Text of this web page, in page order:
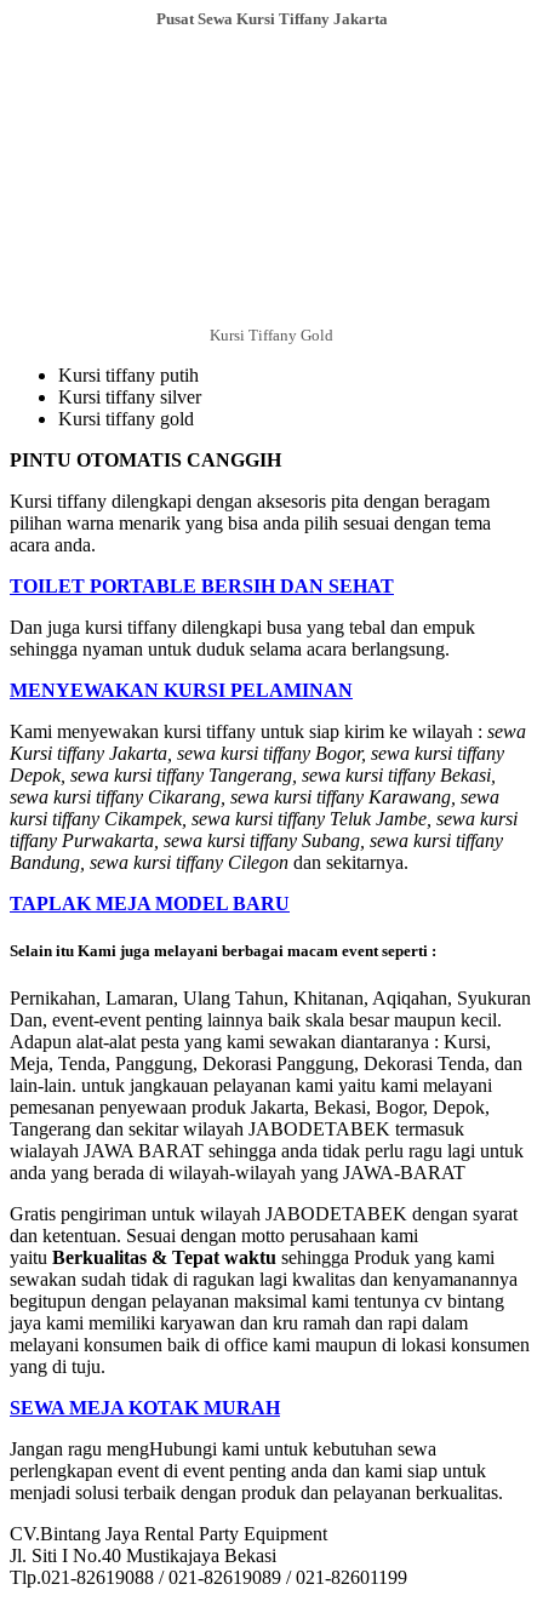
Pusat Sewa Kursi Tiffany Jakarta
Kursi Tiffany Gold
Kursi tiffany putih
Kursi tiffany silver
Kursi tiffany gold
PINTU OTOMATIS CANGGIH
Kursi tiffany dilengkapi dengan aksesoris pita dengan beragam
pilihan warna menarik yang bisa anda pilih sesuai dengan tema
acara anda.
TOILET PORTABLE BERSIH DAN SEHAT
Dan juga kursi tiffany dilengkapi busa yang tebal dan empuk
sehingga nyaman untuk duduk selama acara berlangsung.
MENYEWAKAN KURSI PELAMINAN
Kami menyewakan kursi tiffany untuk siap kirim ke wilayah : sewa
Kursi tiffany Jakarta, sewa kursi tiffany Bogor, sewa kursi tiffany
Depok, sewa kursi tiffany Tangerang, sewa kursi tiffany Bekasi,
sewa kursi tiffany Cikarang, sewa kursi tiffany Karawang, sewa
kursi tiffany Cikampek, sewa kursi tiffany Teluk Jambe, sewa kursi
tiffany Purwakarta, sewa kursi tiffany Subang, sewa kursi tiffany
Bandung, sewa kursi tiffany Cilegon dan sekitarnya.
TAPLAK MEJA MODEL BARU
Selain itu Kami juga melayani berbagai macam event seperti :
Pernikahan, Lamaran, Ulang Tahun, Khitanan, Aqiqahan, Syukuran
Dan, event-event penting lainnya baik skala besar maupun kecil.
Adapun alat-alat pesta yang kami sewakan diantaranya : Kursi,
Meja, Tenda, Panggung, Dekorasi Panggung, Dekorasi Tenda, dan
lain-lain. untuk jangkauan pelayanan kami yaitu kami melayani
pemesanan penyewaan produk Jakarta, Bekasi, Bogor, Depok,
Tangerang dan sekitar wilayah JABODETABEK termasuk
wialayah JAWA BARAT sehingga anda tidak perlu ragu lagi untuk
anda yang berada di wilayah-wilayah yang JAWA-BARAT
Gratis pengiriman untuk wilayah JABODETABEK dengan syarat
dan ketentuan. Sesuai dengan motto perusahaan kami
yaitu Berkualitas & Tepat waktu sehingga Produk yang kami
sewakan sudah tidak di ragukan lagi kwalitas dan kenyamanannya
begitupun dengan pelayanan maksimal kami tentunya cv bintang
jaya kami memiliki karyawan dan kru ramah dan rapi dalam
melayani konsumen baik di office kami maupun di lokasi konsumen
yang di tuju.
SEWA MEJA KOTAK MURAH
Jangan ragu mengHubungi kami untuk kebutuhan sewa
perlengkapan event di event penting anda dan kami siap untuk
menjadi solusi terbaik dengan produk dan pelayanan berkualitas.
CV.Bintang Jaya Rental Party Equipment
Jl. Siti I No.40 Mustikajaya Bekasi
Tlp.021-82619088 / 021-82619089 / 021-82601199